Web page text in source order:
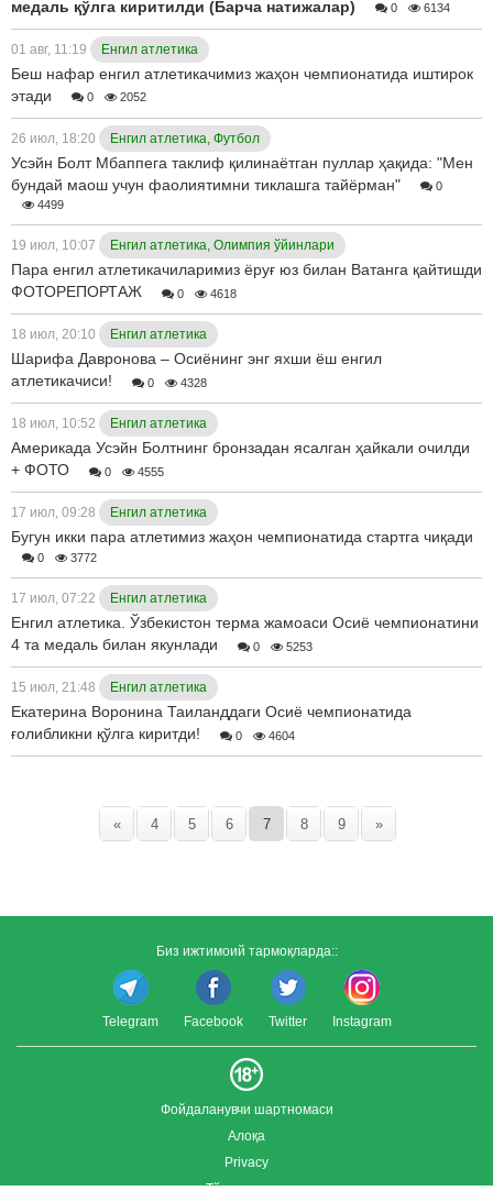
медаль қўлга киритилди (Барча натижалар)
0 6134
01 авг, 11:19 Енгил атлетика
Беш нафар енгил атлетикачимиз жаҳон чемпионатида иштирок
этади
0 2052
26 июл, 18:20 Енгил атлетика, Футбол
Усэйн Болт Мбаппега таклиф қилинаётган пуллар ҳақида: "Мен
бундай маош учун фаолиятимни тиклашга тайёрман"
0
4499
19 июл, 10:07 Енгил атлетика, Олимпия ўйинлари
Пара енгил атлетикачиларимиз ёруғ юз билан Ватанга қайтишди
ФОТОРЕПОРТАЖ
0 4618
18 июл, 20:10 Енгил атлетика
Шарифа Давронова – Осиёнинг энг яхши ёш енгил
атлетикачиси!
0 4328
18 июл, 10:52 Енгил атлетика
Америкада Усэйн Болтнинг бронзадан ясалган ҳайкали очилди
+ ФОТО
0 4555
17 июл, 09:28 Енгил атлетика
Бугун икки пара атлетимиз жаҳон чемпионатида стартга чиқади
0 3772
17 июл, 07:22 Енгил атлетика
Енгил атлетика. Ўзбекистон терма жамоаси Осиё чемпионатини
4 та медаль билан якунлади
0 5253
15 июл, 21:48 Енгил атлетика
Екатерина Воронина Таиланддаги Осиё чемпионатида
ғолибликни қўлга киритди!
0 4604
« 4 5 6 7 8 9 »
Биз ижтимоий тармоқларда::
Telegram Facebook Twitter Instagram
Фойдаланувчи шартномаси
Алоқа
Privacy